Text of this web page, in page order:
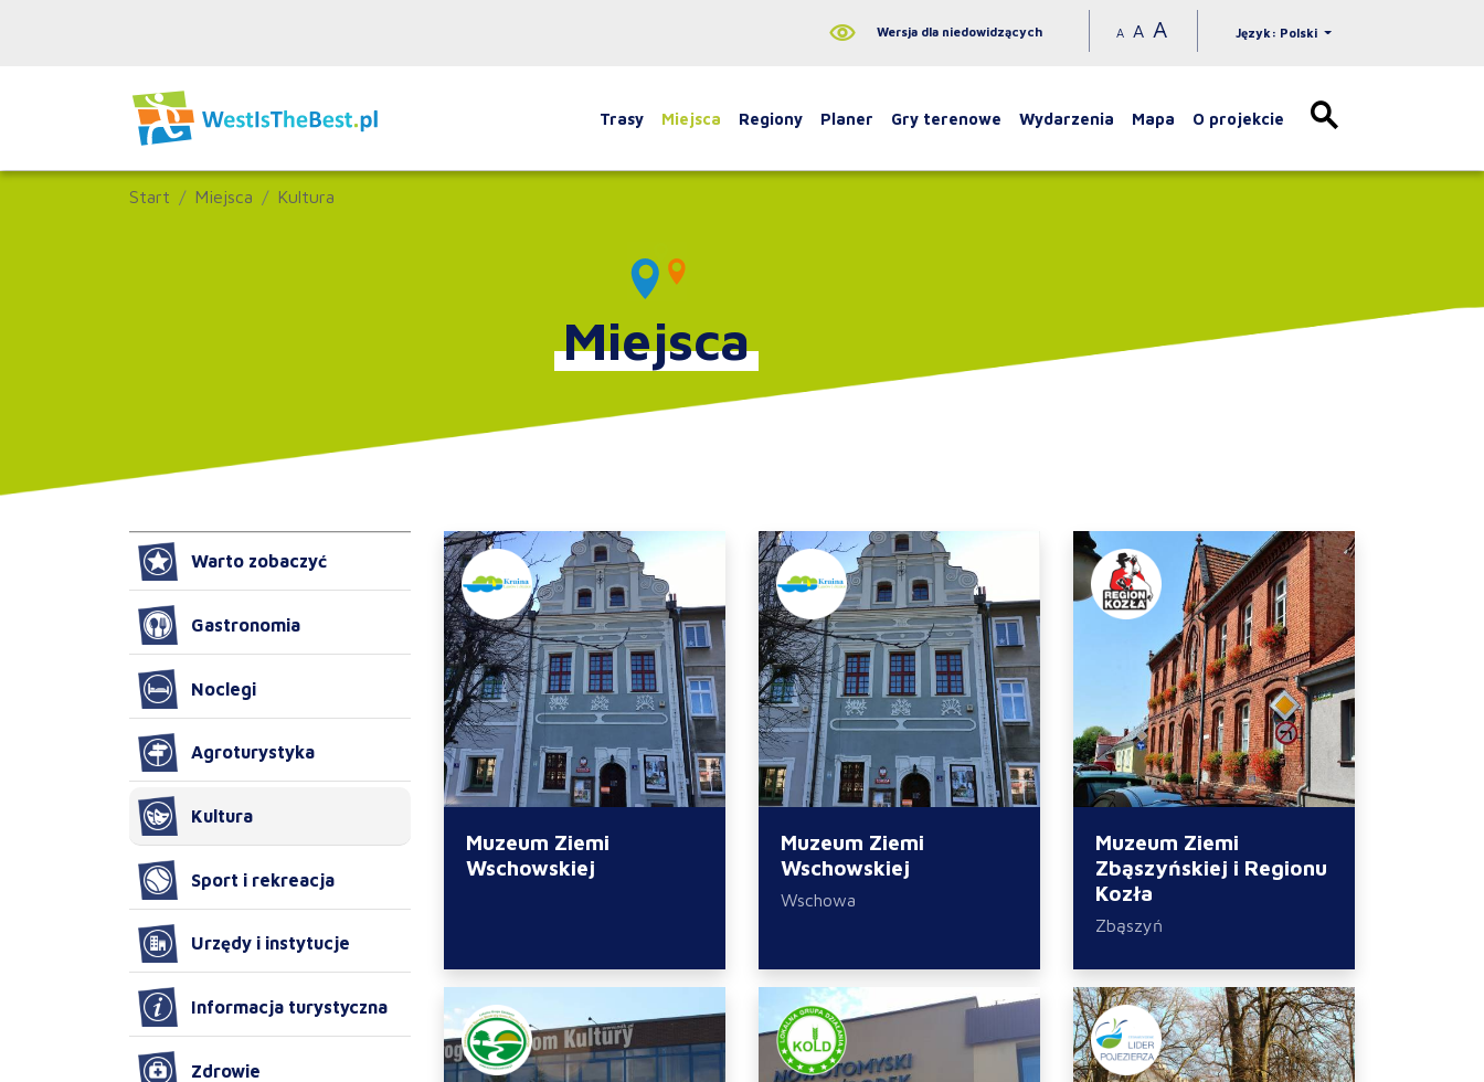
Wersja dla niedowidzących A A A Język: Polski
Trasy Miejsca Regiony Planer Gry terenowe Wydarzenia Mapa O projekcie
Start Miejsca Kultura
Miejsca
Muzeum Ziemi
Wschowskiej
Muzeum Ziemi
Wschowskiej
Wschowa
Muzeum Ziemi
Zbąszyńskiej i Regionu
Kozła
Zbąszyń
Warto zobaczyć
Gastronomia
Noclegi
Agroturystyka
Kultura
Sport i rekreacja
Urzędy i instytucje
Informacja turystyczna
Zdrowie